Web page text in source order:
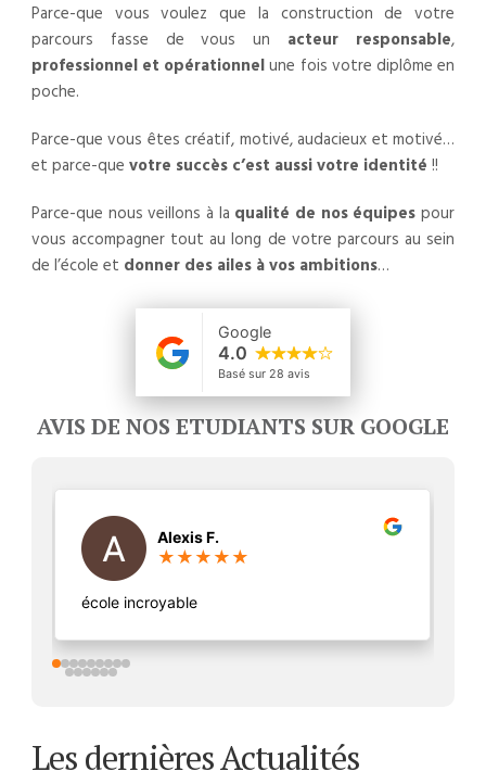
Parce-que vous voulez que la construction de votre
parcours fasse de vous un acteur responsable,
professionnel et opérationnelune fois votre diplôme en
poche.
Parce-que vous êtes créatif, motivé, audacieux et motivé…
et parce-que votre succès c’est aussi votre identité !!
Parce-que nous veillons à la qualité de nos équipes pour
vous accompagner tout au long de votre parcours au sein
de l’école et donner des ailes à vos ambitions…
AVIS DE NOS ETUDIANTS SUR GOOGLE
Thomas S.
★ ★ ★ ★ ★
Superbe école, de très bon souvenir et une
!